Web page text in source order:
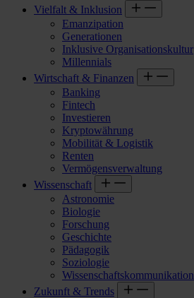
Vielfalt & Inklusion
Emanzipation
Generationen
Inklusive Organisationskultur
Millennials
Wirtschaft & Finanzen
Banking
Fintech
Investieren
Kryptowährung
Mobilität & Logistik
Renten
Vermögensverwaltung
Wissenschaft
Astronomie
Biologie
Forschung
Geschichte
Pädagogik
Soziologie
Wissenschaftskommunikation
Zukunft & Trends